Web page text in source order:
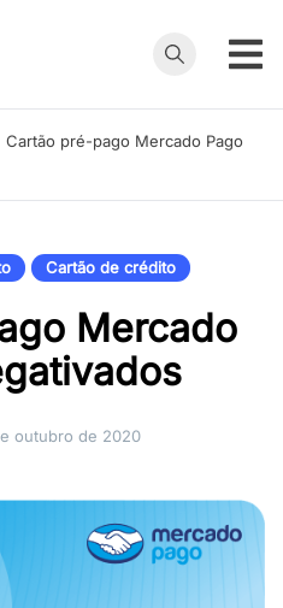
Cartão pré-pago Mercado Pago
Cartão de crédito
Mercado
outubro de 2020